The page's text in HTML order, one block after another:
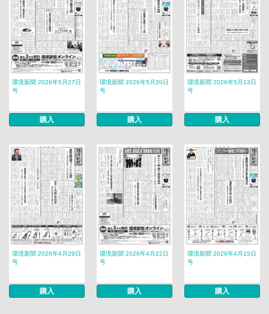
環境新聞 2026年5月27日
号
購入
環境新聞 2026年5月20日
号
購入
環境新聞 2026年5月13日
号
購入
環境新聞 2026年4月29日
号
購入
環境新聞 2026年4月22日
号
購入
環境新聞 2026年4月15日
号
購入